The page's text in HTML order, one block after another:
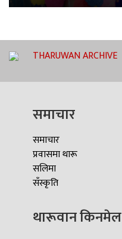
THARUWAN ARCHIVE
समाचार
समाचार
प्रवासमा थारू
सलिमा
सँस्कृति
थारूवान किनमेल